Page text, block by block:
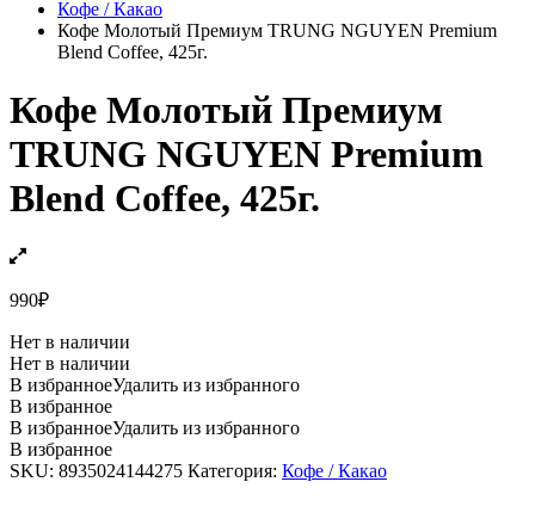
Кофе / Какао
Кофе Молотый Премиум TRUNG NGUYEN Premium
Blend Coffee, 425г.
Кофе Молотый Премиум
TRUNG NGUYEN Premium
Blend Coffee, 425г.
990₽
Нет в наличии
Нет в наличии
В избранноеУдалить из избранного
В избранное
В избранноеУдалить из избранного
В избранное
SKU: 8935024144275 Категория: Кофе / Какао